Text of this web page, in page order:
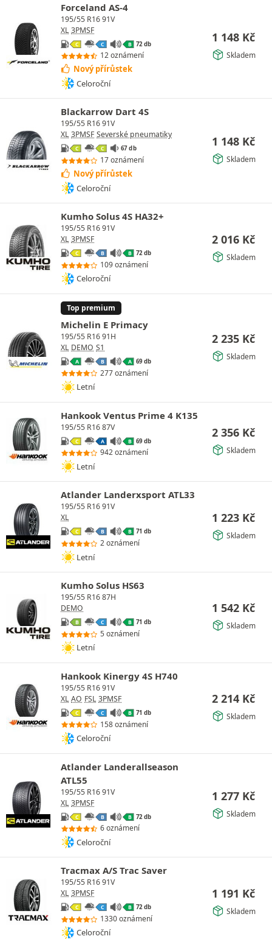
Forceland AS-4
195/55 R16 91V
XL 3PMSF
C C B 72 db
12 oznámení
Nový přírůstek
Celoroční
1 148 Kč
Skladem
Blackarrow Dart 4S
195/55 R16 91V
XL 3PMSF Severské pneumatiky
C C 67 db
17 oznámení
Nový přírůstek
Celoroční
1 148 Kč
Skladem
Kumho Solus 4S HA32+
195/55 R16 91V
XL 3PMSF
C B B 72 db
109 oznámení
Celoroční
2 016 Kč
Skladem
Top premium
Michelin E Primacy
195/55 R16 91H
XL DEMO S1
A B A 69 db
277 oznámení
Letní
2 235 Kč
Skladem
Hankook Ventus Prime 4 K135
195/55 R16 87V
C A B 69 db
942 oznámení
Letní
2 356 Kč
Skladem
Atlander Landerxsport ATL33
195/55 R16 91V
XL
C B B 71 db
2 oznámení
Letní
1 223 Kč
Skladem
Kumho Solus HS63
195/55 R16 87H
DEMO
B C B 71 db
5 oznámení
Letní
1 542 Kč
Skladem
Hankook Kinergy 4S H740
195/55 R16 91V
XL AO FSL 3PMSF
C C B 71 db
158 oznámení
Celoroční
2 214 Kč
Skladem
Atlander Landerallseason
ATL55
195/55 R16 91V
XL 3PMSF
C B B 72 db
6 oznámení
Celoroční
1 277 Kč
Skladem
Tracmax A/S Trac Saver
195/55 R16 91V
XL 3PMSF
C C B 72 db
1330 oznámení
Celoroční
1 191 Kč
Skladem